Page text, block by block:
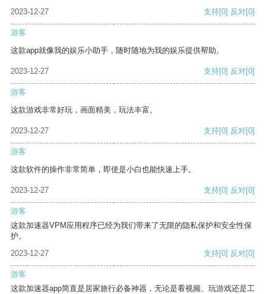
2023-12-27 支持[0] 反对[0]
游客
这款app就像我的娱乐小助手，随时随地为我的娱乐提供帮助。
2023-12-27 支持[0] 反对[0]
游客
这款游戏非常好玩，画面精美，玩法丰富。
2023-12-27 支持[0] 反对[0]
游客
这款软件的操作非常简单，即使是小白也能快速上手。
2023-12-27 支持[0] 反对[0]
游客
这款加速器VPM应用程序已经为我们带来了无限的隐私保护和安全性保
护。
2023-12-27
支持[0] 反对[0]
游客
这款加速器app简直是居家旅行必备神器，无论是看视频、玩游戏还是工